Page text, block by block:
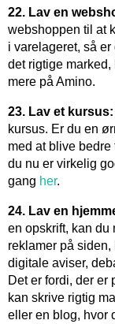
22. Lav en
webshoppen til at
i varelageret, så
det rigtige
mere på Amino.
23. Lav et kursus:
kursus. Er du en
med at blive
du nu er virkelig
gang her.
24. Lav en
en opskrift, kan
reklamer på
digitale aviser,
Det er fordi, der er
kan skrive rigtig
eller en blog, hvor